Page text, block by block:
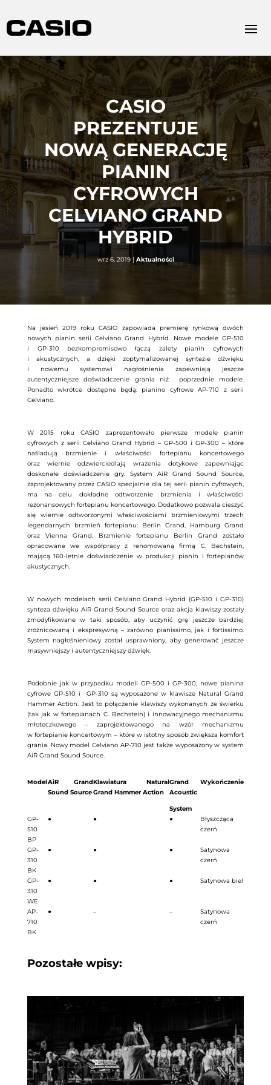
CASIO
PREZENTUJE
NOWĄ GENERACJĘ
PIANIN
CYFROWYCH
CELVIANO GRAND
HYBRID
wrz 6, 2019| Aktualności
Na jesień 2019 roku CASIO zapowiada premierę rynkową dwóch
nowych pianin serii Celviano Grand Hybrid. Nowe modele GP-510
i GP-310 bezkompromisowo łączą zalety pianin cyfrowych
i akustycznych, a dzięki zoptymalizowanej syntezie dźwięku
i nowemu systemowi nagłośnienia zapewniają jeszcze
autentyczniejsze doświadczenie grania niż
poprzednie modele.
Ponadto wkrótce dostępne będą: pianino cyfrowe AP-710 z serii
Celviano.
W 2015 roku CASIO zaprezentowało pierwsze modele pianin
cyfrowych z serii Celviano Grand Hybrid – GP-500 i GP-300 – które
naśladują brzmienie i właściwości fortepianu koncertowego
oraz wiernie odzwierciedlają wrażenia dotykowe zapewniając
doskonałe doświadczenie gry. System AiR Grand Sound Source,
zaprojektowany przez CASIO specjalnie dla tej serii pianin cyfrowych,
ma na celu dokładne odtworzenie brzmienia i właściwości
rezonansowych fortepianu koncertowego. Dodatkowo pozwala cieszyć
się wiernie odtworzonymi właściwościami brzmieniowymi trzech
legendarnych brzmień fortepianu: Berlin Grand, Hamburg Grand
oraz Vienna Grand. Brzmienie fortepianu Berlin Grand zostało
opracowane we współpracy z renomowaną firmą C. Bechstein,
mającą 160-letnie doświadczenie w produkcji pianin i fortepianów
akustycznych.
W nowych modelach serii Celviano Grand Hybrid (GP-510 i GP-310)
synteza dźwięku AiR Grand Sound Source oraz akcja klawiszy zostały
zmodyfikowane w taki sposób, aby uczynić grę jeszcze bardziej
zróżnicowaną i ekspresywną – zarówno pianissimo, jak i fortissimo.
System nagłośnieniowy został usprawniony, aby generować jeszcze
masywniejszy i autentyczniejszy dźwięk.
Podobnie jak w przypadku modeli GP-500 i GP-300, nowe pianina
cyfrowe GP-510 i
GP-310 są wyposażone w klawisze Natural Grand
Hammer Action. Jest to połączenie klawiszy wykonanych ze świerku
(tak jak w fortepianach C. Bechstein) i innowacyjnego mechanizmu
młoteczkowego – zaprojektowanego na wzór mechanizmu
w fortepianie koncertowym – które w istotny sposób zwiększa komfort
grania. Nowy model Celviano AP-710 jest także wyposażony w system
AiR Grand Sound Source.
ModelAiR Grand
Sound Source
Klawiatura Natural
Grand Hammer Action
Grand
Acoustic
System
Wykończenie
GP-
510
BP
● ● ●
Błyszcząca
czerń
GP-
310
BK
● ● ●
Satynowa
czerń
GP-
310
WE
● ● ● Satynowa biel
AP-
710
BK
● – –
Satynowa
czerń
Pozostałe wpisy: